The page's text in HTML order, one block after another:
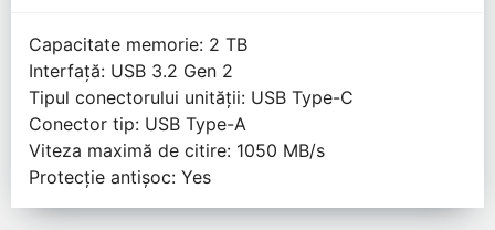
Capacitate memorie: 2 TB
Interfață: USB 3.2 Gen 2
Tipul conectorului unității: USB Type-C
Conector tip: USB Type-A
Viteza maximă de citire: 1050 MB/s
Protecție antișoc: Yes